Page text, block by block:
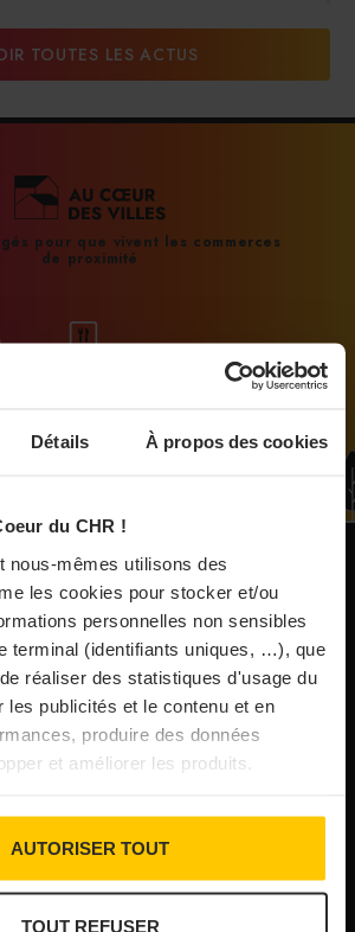
Détails À propos des cookies
du CHR !
nous-mêmes utilisons des
les cookies pour stocker et/ou
personnelles non sensibles
terminal (identifiants uniques, …), que
réaliser des statistiques d'usage du
les publicités et le contenu et en
produire des données
et améliorer les produits.
AUTORISER TOUT
TOUT REFUSER
franchit les 200 millions
31/07/2026
Paris de nouveau meilleur
de collectionneur
31/07/2026
Chine affiche ses ambitions
31/07/2026
: la bière saison, mais pas
que…
d’urgence rehaussée à 8 000 €
l’autoroute A63 réouverte
TOUTES LES ACTUS
pour que vivent les commerces
de proximité
NOS PUBLICATIONS